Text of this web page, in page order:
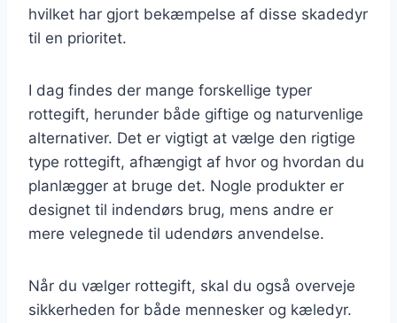
hvilket har gjort bekæmpelse af disse skadedyr
til en prioritet.
I dag findes der mange forskellige typer
rottegift, herunder både giftige og naturvenlige
alternativer. Det er vigtigt at vælge den rigtige
type rottegift, afhængigt af hvor og hvordan du
planlægger at bruge det. Nogle produkter er
designet til indendørs brug, mens andre er
mere velegnede til udendørs anvendelse.
Når du vælger rottegift, skal du også overveje
sikkerheden for både mennesker og kæledyr.